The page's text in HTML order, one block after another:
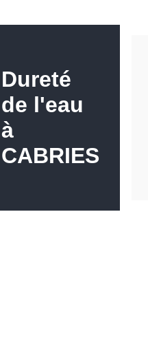
Dureté
de l'eau
à
CABRIES